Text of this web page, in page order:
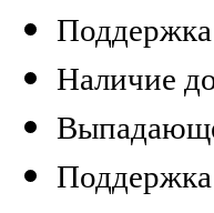
Поддержка
Наличие